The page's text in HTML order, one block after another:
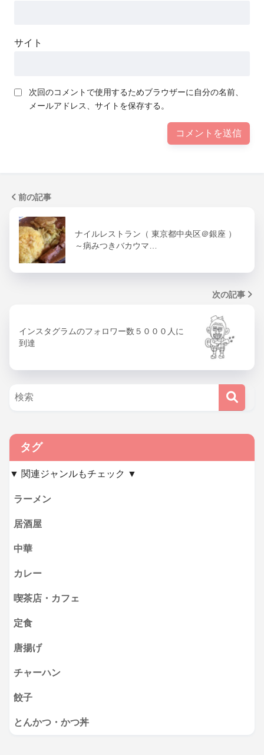
サイト
次回のコメントで使用するためブラウザーに自分の名前、
メールアドレス、サイトを保存する。
前の記事
ナイルレストラン（ 東京都中央区＠銀座 ）
～病みつきバカウマ…
次の記事
インスタグラムのフォロワー数５０００人に
到達
タグ
▼ 関連ジャンルもチェック ▼
ラーメン
居酒屋
中華
カレー
喫茶店・カフェ
定食
唐揚げ
チャーハン
餃子
とんかつ・かつ丼